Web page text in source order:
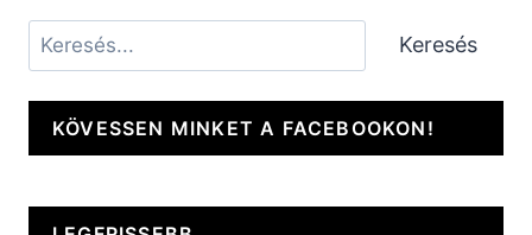
Keresés Keresés
KÖVESSEN MINKET A FACEBOOKON!